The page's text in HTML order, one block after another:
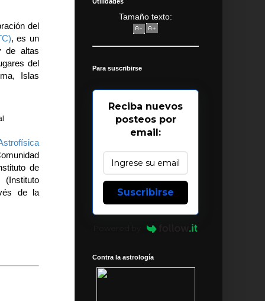
del
, es un
de altas
del
Islas
de
de la
Tamaño texto:
Para suscribirse
Reciba nuevos
posteos por
email:
Suscribirse
Contra la astrología